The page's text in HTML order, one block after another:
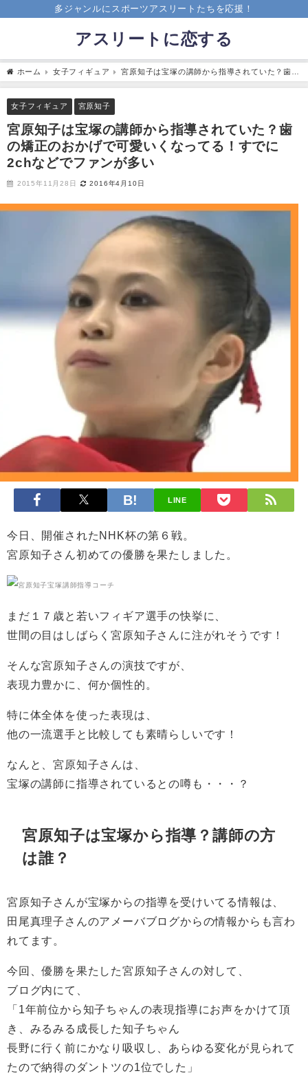
多ジャンルにスポーツアスリートたちを応援！
アスリートに恋する
ホーム 女子フィギュア
宮原知子は宝塚の講師から指導されていた？歯の
矯正のおかげで可愛いくなってる！すでに2chなどでファンが多い
女子フィギュア 宮原知子
宮原知子は宝塚の講師から指導されていた？歯
の矯正のおかげで可愛いくなってる！すでに
2chなどでファンが多い
2015年11月28日 2016年4月10日
LINE
今日、開催されたNHK杯の第６戦。
宮原知子さん初めての優勝を果たしました。
まだ１７歳と若いフィギア選手の快挙に、
世間の目はしばらく宮原知子さんに注がれそうです！
そんな宮原知子さんの演技ですが、
表現力豊かに、何か個性的。
特に体全体を使った表現は、
他の一流選手と比較しても素晴らしいです！
なんと、宮原知子さんは、
宝塚の講師に指導されているとの噂も・・・？
宮原知子は宝塚から指導？講師の方
は誰？
宮原知子さんが宝塚からの指導を受けいてる情報は、
田尾真理子さんのアメーバブログからの情報からも言わ
れてます。
今回、優勝を果たした宮原知子さんの対して、
ブログ内にて、
「1年前位から知子ちゃんの表現指導にお声をかけて頂
き、みるみる成長した知子ちゃん
長野に行く前にかなり吸収し、あらゆる変化が見られて
たので納得のダントツの1位でした」